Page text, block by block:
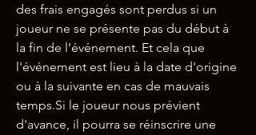
des frais engagés sont perdus si un
joueur ne se présente pas du début à
la fin de l’événement. Et cela que
l'événement est lieu à la date d'origine
ou à la suivante en cas de mauvais
temps.Si le joueur nous prévient
d'avance, il pourra se réinscrire une